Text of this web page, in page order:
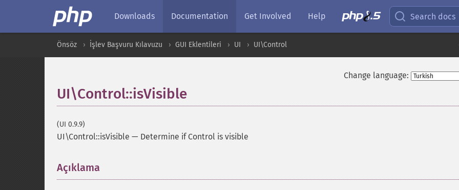
Downloads Documentation Get Involved Help Search docs
Önsöz İşlev Başvuru Kılavuzu GUI Eklentileri UI UI\Control
Change language:
UI\Control::isVisible
(UI 0.9.9)
UI\Control::isVisible — Determine if Control is visible
Açıklama